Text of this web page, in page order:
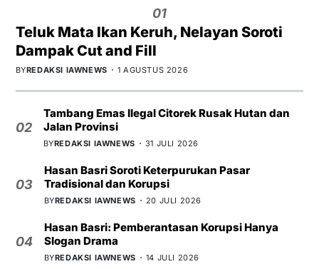
01
Teluk Mata Ikan Keruh, Nelayan Soroti
Dampak Cut and Fill
BYREDAKSI IAWNEWS 1 AGUSTUS 2026
02
Tambang Emas Ilegal Citorek Rusak Hutan dan
Jalan Provinsi
BYREDAKSI IAWNEWS 31 JULI 2026
03
Hasan Basri Soroti Keterpurukan Pasar
Tradisional dan Korupsi
BYREDAKSI IAWNEWS 20 JULI 2026
04
Hasan Basri: Pemberantasan Korupsi Hanya
Slogan Drama
BYREDAKSI IAWNEWS 14 JULI 2026